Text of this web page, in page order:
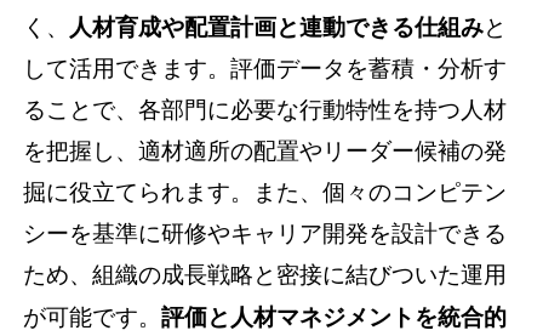
く、 人材育成や配置計画と連動できる仕組みと
して活用できます。評価データを蓄積・分析す
ることで、各部門に必要な行動特性を持つ人材
を把握し、適材適所の配置やリーダー候補の発
掘に役立てられます。また、個々のコンピテン
シーを基準に研修やキャリア開発を設計できる
ため、組織の成長戦略と密接に結びついた運用
が可能です。評価と人材マネジメントを統合的